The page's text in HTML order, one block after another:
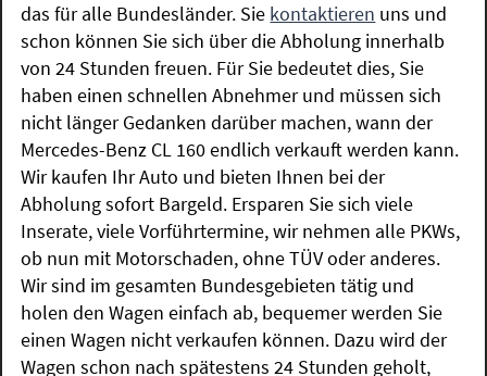
das für alle Bundesländer. Sie kontaktieren uns und
schon können Sie sich über die Abholung innerhalb
von 24 Stunden freuen. Für Sie bedeutet dies, Sie
haben einen schnellen Abnehmer und müssen sich
nicht länger Gedanken darüber machen, wann der
Mercedes-Benz CL 160 endlich verkauft werden kann.
Wir kaufen Ihr Auto und bieten Ihnen bei der
Abholung sofort Bargeld. Ersparen Sie sich viele
Inserate, viele Vorführtermine, wir nehmen alle PKWs,
ob nun mit Motorschaden, ohne TÜV oder anderes.
Wir sind im gesamten Bundesgebieten tätig und
holen den Wagen einfach ab, bequemer werden Sie
einen Wagen nicht verkaufen können. Dazu wird der
Wagen schon nach spätestens 24 Stunden geholt,